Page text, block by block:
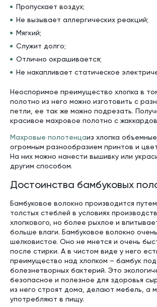
Пропускает воздух;
Не вызывает аллергических реакций;
Мягкий;
Служит долго;
Отлично окрашивается;
Не накапливает статическое
Неоспоримое преимущество хлопка в
полотно из него можно изготовить с
петли, ее так же можно подрезать.
красивое махровое полотно с
Махровые полотенцаиз хлопка
огромным разнообразием принтов и
На них можно нанести вышивку или
другим способом.
Достоинства бамбуковых
Бамбуковое волокно производится
толстых стеблей в условиях
хлопкового, но более рыхлое и
больше влаги. Бамбуковое волокно
шелковистое. Оно не мнется и очень
после стирки. А в чистом виде у него
преимущество над хлопком – бамбук
болезнетворных бактерий. Это
безопасное и полезное для здоровья
из него строят дома, делают мебель, а
употребляют в пищу.